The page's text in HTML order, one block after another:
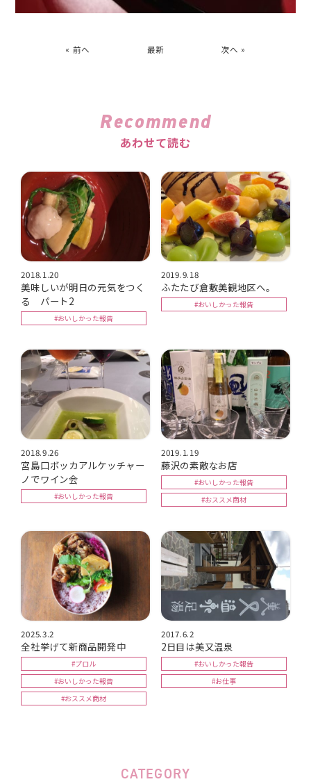
« 前へ 最新 次へ »
Recommend
あわせて読む
2018.1.20
美味しいが明日の元気をつく
る パート2
#おいしかった報告
2019.9.18
ふたたび倉敷美観地区へ。
#おいしかった報告
2018.9.26
宮島口ボッカアルケッチャー
ノでワイン会
#おいしかった報告
2019.1.19
藤沢の素敵なお店
#おいしかった報告
#おススメ商材
2025.3.2
全社挙げて新商品開発中
#プロル
#おいしかった報告
#おススメ商材
2017.6.2
2日目は美又温泉
#おいしかった報告
#お仕事
CATEGORY